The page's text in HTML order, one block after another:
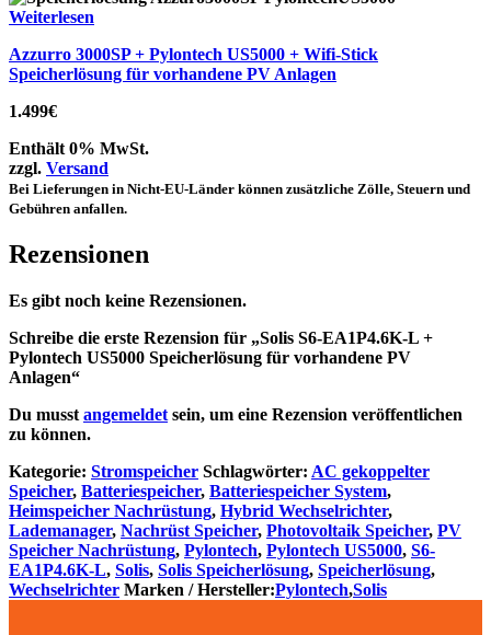
Weiterlesen
Azzurro 3000SP + Pylontech US5000 + Wifi-Stick
Speicherlösung für vorhandene PV Anlagen
1.499€
Enthält 0% MwSt.
zzgl. Versand
Bei Lieferungen in Nicht-EU-Länder können zusätzliche Zölle, Steuern und
Gebühren anfallen.
Rezensionen
Es gibt noch keine Rezensionen.
Schreibe die erste Rezension für „Solis S6-EA1P4.6K-L +
Pylontech US5000 Speicherlösung für vorhandene PV
Anlagen“
Du musst angemeldet sein, um eine Rezension veröffentlichen
zu können.
Kategorie: Stromspeicher Schlagwörter: AC gekoppelter
Speicher, Batteriespeicher, Batteriespeicher System,
Heimspeicher Nachrüstung, Hybrid Wechselrichter,
Lademanager, Nachrüst Speicher, Photovoltaik Speicher, PV
Speicher Nachrüstung, Pylontech, Pylontech US5000, S6-
EA1P4.6K-L, Solis, Solis Speicherlösung, Speicherlösung,
Wechselrichter Marken / Hersteller:Pylontech,Solis